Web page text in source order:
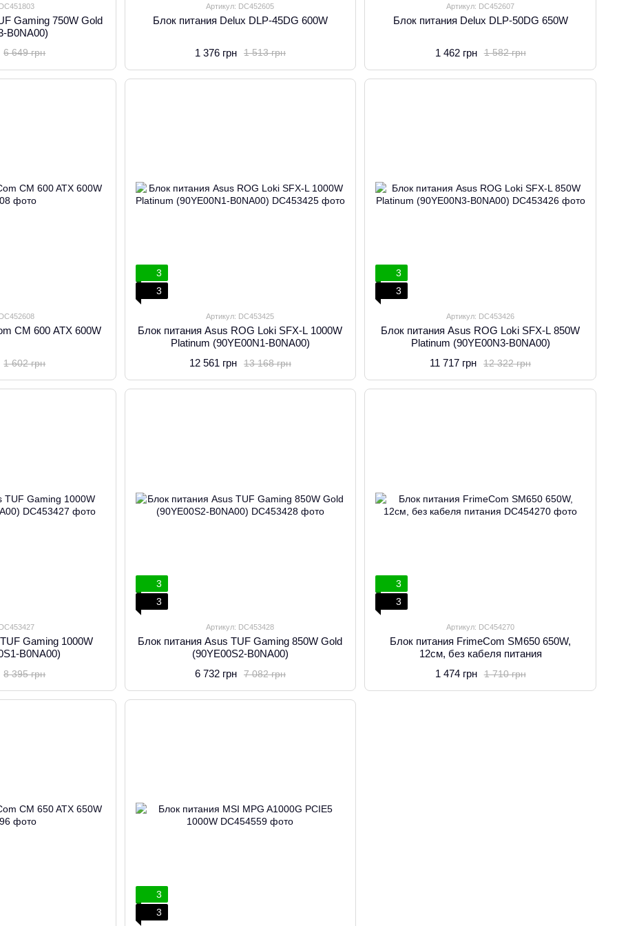
Gaming 750W Gold
B0NA00)
6 649 грн
Артикул: DC452605
Блок питания Delux DLP-45DG 600W
1 513 грн
1 376 грн
Артикул: DC452607
Блок питания Delux DLP-50DG 650W
1 582 грн
1 462 грн
CM 600 ATX 600W
1 602 грн
3
3
Артикул: DC453425
Блок питания Asus ROG Loki SFX-L 1000W
Platinum (90YE00N1-B0NA00)
13 168 грн
12 561 грн
3
3
Артикул: DC453426
Блок питания Asus ROG Loki SFX-L 850W
Platinum (90YE00N3-B0NA00)
12 322 грн
11 717 грн
Gaming 1000W
B0NA00)
8 395 грн
3
3
Артикул: DC453428
Блок питания Asus TUF Gaming 850W Gold
(90YE00S2-B0NA00)
7 082 грн
6 732 грн
3
3
Артикул: DC454270
Блок питания FrimeCom SM650 650W,
12см, без кабеля питания
1 710 грн
1 474 грн
3
3